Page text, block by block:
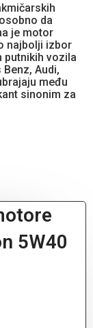
da
je motor
najbolji izbor
putnikih vozila
Audi,
među
sinonim za
5W40